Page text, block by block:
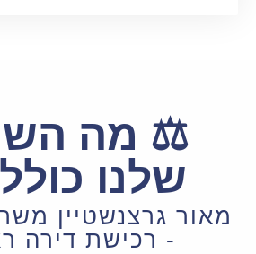
⚖️ מה
שלנו כולל?
גרצנשטיין משרד
- רכישת דירה